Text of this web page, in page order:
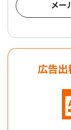
メー
広告出